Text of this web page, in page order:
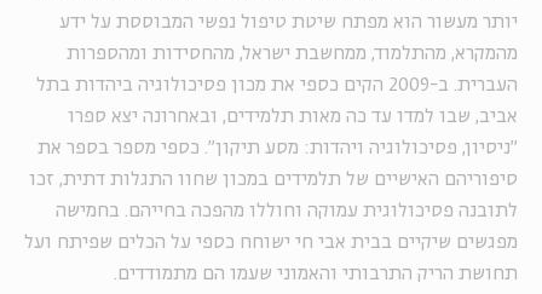
יותר מעשור הוא מפתח שיטת טיפול נפשי המבוססת על ידע
מהמקרא, מהתלמוד, ממחשבת ישראל, מהחסידות ומהספרות
העברית. ב-2009 הקים כספי את מכון פסיכולוגיה ביהדות בתל
אביב, שבו למדו עד כה מאות תלמידים, ובאחרונה יצא ספרו
"ניסיון, פסיכולוגיה ויהדות: מסע תיקון". כספי מספר בספר את
סיפוריהם האישיים של תלמידים במכון שחוו התגלות דתית, זכו
לתובנה פסיכולוגית עמוקה וחוללו מהפכה בחייהם. בחמישה
מפגשים שיקיים בבית אבי חי ישוחח כספי על הכלים שפיתח ועל
תחושת הריק התרבותי והאמוני שעמו הם מתמודדים.